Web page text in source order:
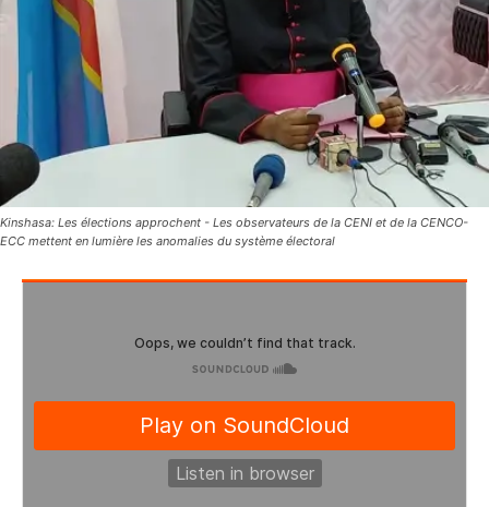
Kinshasa: Les élections approchent - Les observateurs de la CENI et de la CENCO-
ECC mettent en lumière les anomalies du système électoral